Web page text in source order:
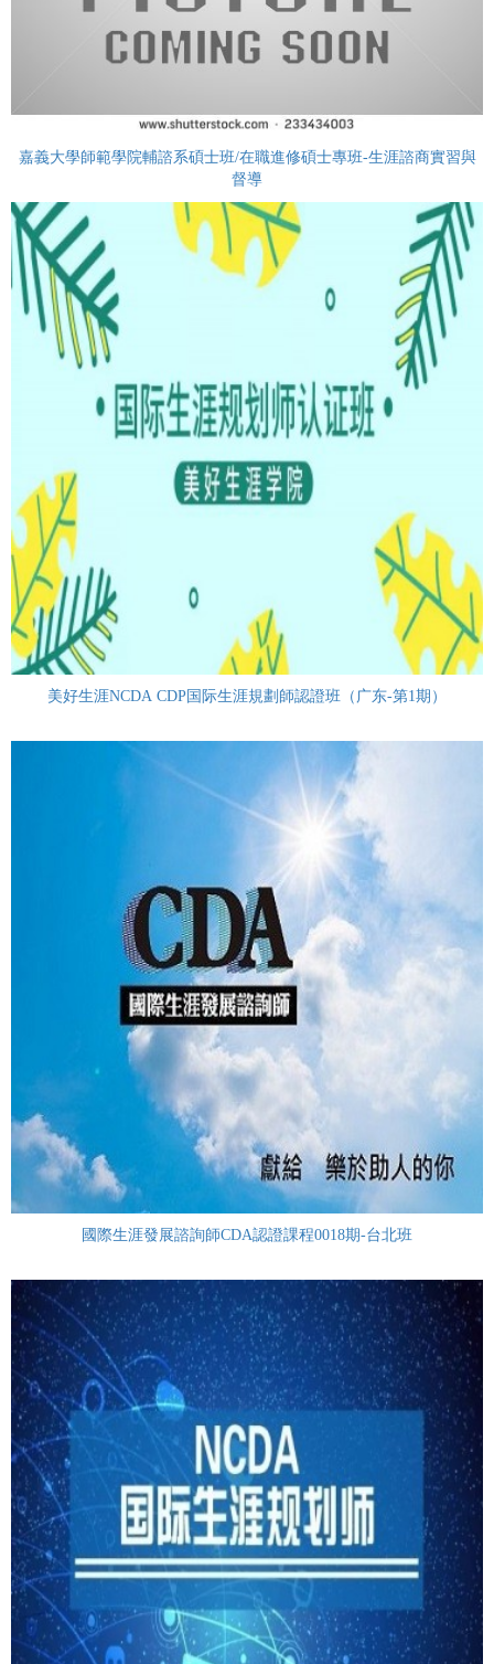
嘉義大學師範學院輔諮系碩士班/在職進修碩士專班-生涯諮商實習與
督導
美好生涯NCDA CDP国际生涯規劃師認證班（广东-第1期）
國際生涯發展諮詢師CDA認證課程0018期-台北班